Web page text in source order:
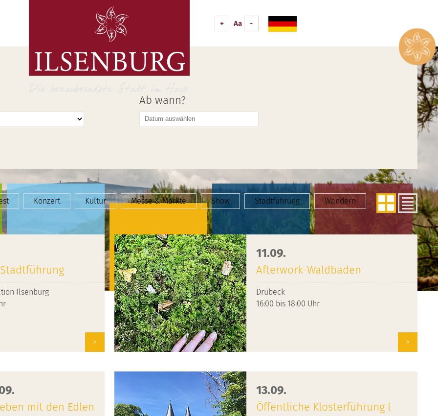
+ Aa -
Experiences Events Accommodations Service
Ab wann?
Konzert Kultur Messe & Märkte Show Stadtführung
Wandern
Ilsenburg
>
11.09.
Afterwork-Waldbaden
Drübeck
16:00 bis 18:00 Uhr
>
mit den Edlen
13.09.
Öffentliche Klosterführung l